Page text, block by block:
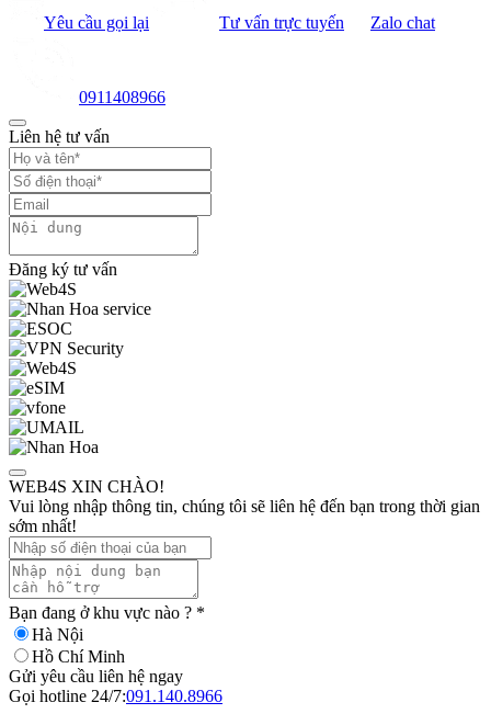
Yêu cầu gọi lại Tư vấn trực tuyến Zalo chat
0911408966
Liên hệ tư vấn
Đăng ký tư vấn
WEB4S XIN CHÀO!
Vui lòng nhập thông tin, chúng tôi sẽ liên hệ đến bạn trong thời gian
sớm nhất!
Bạn đang ở khu vực nào ? *
Hà Nội
Hồ Chí Minh
Gửi yêu cầu liên hệ ngay
Gọi hotline 24/7:091.140.8966